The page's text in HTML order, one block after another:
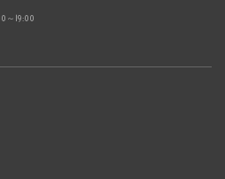
～19:00